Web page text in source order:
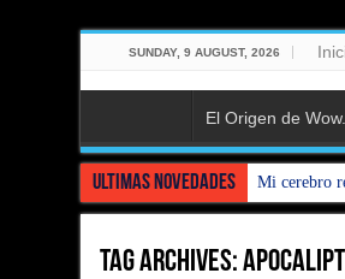
SUNDAY, 9 AUGUST, 2026
El Origen de
Ultimas Novedades Mi cerebro
Tag Archives: